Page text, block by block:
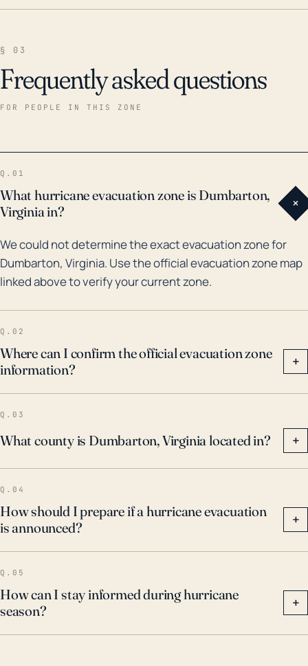
§ 03
Frequently asked questions
FOR PEOPLE IN THIS ZONE
Q.01
What hurricane evacuation zone is Dumbarton,
Virginia in?
+
We could not determine the exact evacuation zone for
Dumbarton, Virginia. Use the official evacuation zone map
linked above to verify your current zone.
Q.02
Where can I confirm the official evacuation zone
information?
+
Q.03
What county is Dumbarton, Virginia located in? +
Q.04
How should I prepare if a hurricane evacuation
is announced?
+
Q.05
How can I stay informed during hurricane
season?
+